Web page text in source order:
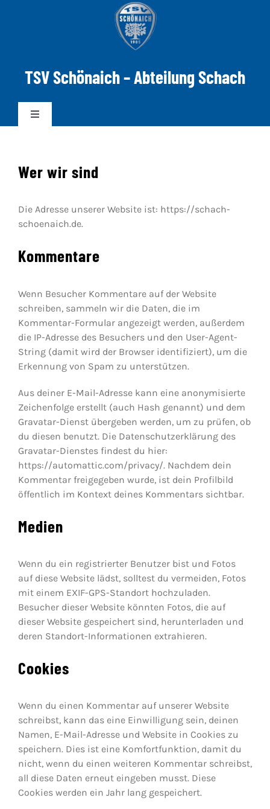
TSV Schönaich – Abteilung Schach
Toggle
DWZ-ELO
Spielabend
Jugendschach
Wer wir sind
Die Adresse unserer Website ist: https://schach-
schoenaich.de.
Kommentare
Wenn Besucher Kommentare auf der Website
schreiben, sammeln wir die Daten, die im
Kommentar-Formular angezeigt werden, außerdem
die IP-Adresse des Besuchers und den User-Agent-
String (damit wird der Browser identifiziert), um die
Erkennung von Spam zu unterstützen.
Aus deiner E-Mail-Adresse kann eine anonymisierte
Zeichenfolge erstellt (auch Hash genannt) und dem
Gravatar-Dienst übergeben werden, um zu prüfen, ob
du diesen benutzt. Die Datenschutzerklärung des
Gravatar-Dienstes findest du hier:
https://automattic.com/privacy/. Nachdem dein
Kommentar freigegeben wurde, ist dein Profilbild
öffentlich im Kontext deines Kommentars sichtbar.
Medien
Wenn du ein registrierter Benutzer bist und Fotos
auf diese Website lädst, solltest du vermeiden, Fotos
mit einem EXIF-GPS-Standort hochzuladen.
Besucher dieser Website könnten Fotos, die auf
dieser Website gespeichert sind, herunterladen und
deren Standort-Informationen extrahieren.
Cookies
Wenn du einen Kommentar auf unserer Website
schreibst, kann das eine Einwilligung sein, deinen
Namen, E-Mail-Adresse und Website in Cookies zu
speichern. Dies ist eine Komfortfunktion, damit du
nicht, wenn du einen weiteren Kommentar schreibst,
all diese Daten erneut eingeben musst. Diese
Cookies werden ein Jahr lang gespeichert.